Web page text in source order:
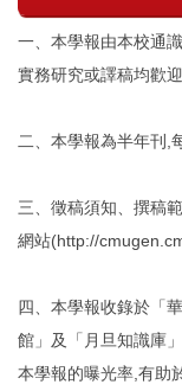
一、本學報由本校通
實務研究或譯稿均歡迎
二、本學報為半年刊,
三、徵稿須知、撰稿
網站(http://
四、本學報收錄於「
館」及「月旦知識庫
本學報的曝光率,有助